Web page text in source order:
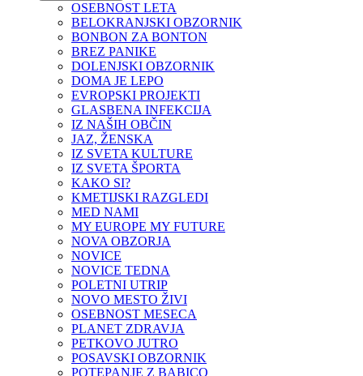
OSEBNOST LETA
BELOKRANJSKI OBZORNIK
BONBON ZA BONTON
BREZ PANIKE
DOLENJSKI OBZORNIK
DOMA JE LEPO
EVROPSKI PROJEKTI
GLASBENA INFEKCIJA
IZ NAŠIH OBČIN
JAZ, ŽENSKA
IZ SVETA KULTURE
IZ SVETA ŠPORTA
KAKO SI?
KMETIJSKI RAZGLEDI
MED NAMI
MY EUROPE MY FUTURE
NOVA OBZORJA
NOVICE
NOVICE TEDNA
POLETNI UTRIP
NOVO MESTO ŽIVI
OSEBNOST MESECA
PLANET ZDRAVJA
PETKOVO JUTRO
POSAVSKI OBZORNIK
POTEPANJE Z BABICO